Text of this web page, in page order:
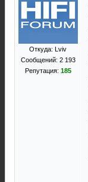
Откуда: Lviv
Сообщений: 2 193
Репутация: 185